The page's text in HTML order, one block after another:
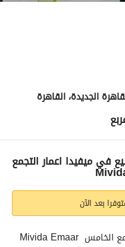
الجديدة، القاهرة
رهن عقاري
للبيع في ميفيدا اعمار التجمع
بعد الآن
ستوديو للبيع في ميفيدا اعمار التجمع الخامس Mivida Emaar